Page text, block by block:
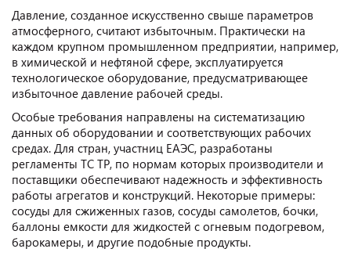
Давление, созданное искусственно свыше параметров
атмосферного, считают избыточным. Практически на
каждом крупном промышленном предприятии, например,
в химической и нефтяной сфере, эксплуатируется
технологическое оборудование, предусматривающее
избыточное давление рабочей среды.
Особые требования направлены на систематизацию
данных об оборудовании и соответствующих рабочих
средах. Для стран, участниц ЕАЭС, разработаны
регламенты ТС ТР, по нормам которых производители и
поставщики обеспечивают надежность и эффективность
работы агрегатов и конструкций. Некоторые примеры:
сосуды для сжиженных газов, сосуды самолетов, бочки,
баллоны емкости для жидкостей с огневым подогревом,
барокамеры, и другие подобные продукты.